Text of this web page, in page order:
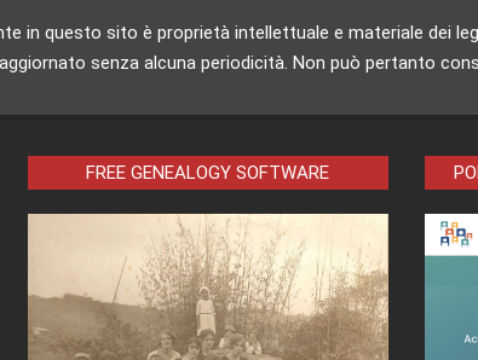
in questo sito è proprietà intellettuale e materiale
senza alcuna periodicità. Non può pertanto
FREE GENEALOGY SOFTWARE